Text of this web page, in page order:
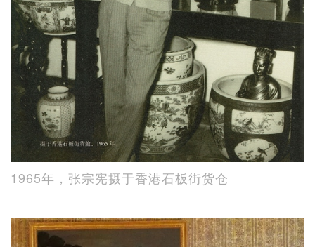
1965年，张宗宪摄于香港石板街货仓